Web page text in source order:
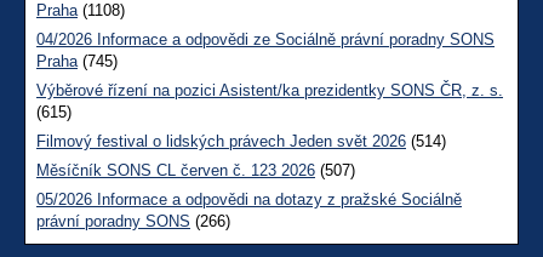
Praha(1108)
04/2026 Informace a odpovědi ze Sociálně právní poradny SONS
Praha(745)
Výběrové řízení na pozici Asistent/ka prezidentky SONS ČR, z. s.
(615)
Filmový festival o lidských právech Jeden svět 2026 (514)
Měsíčník SONS CL červen č. 123 2026 (507)
05/2026 Informace a odpovědi na dotazy z pražské Sociálně
právní poradny SONS (266)